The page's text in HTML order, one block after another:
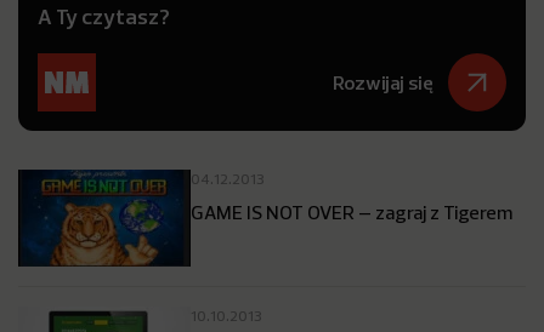
A Ty czytasz?
Rozwijaj się
04.12.2013
GAME IS NOT OVER – zagraj z Tigerem
10.10.2013